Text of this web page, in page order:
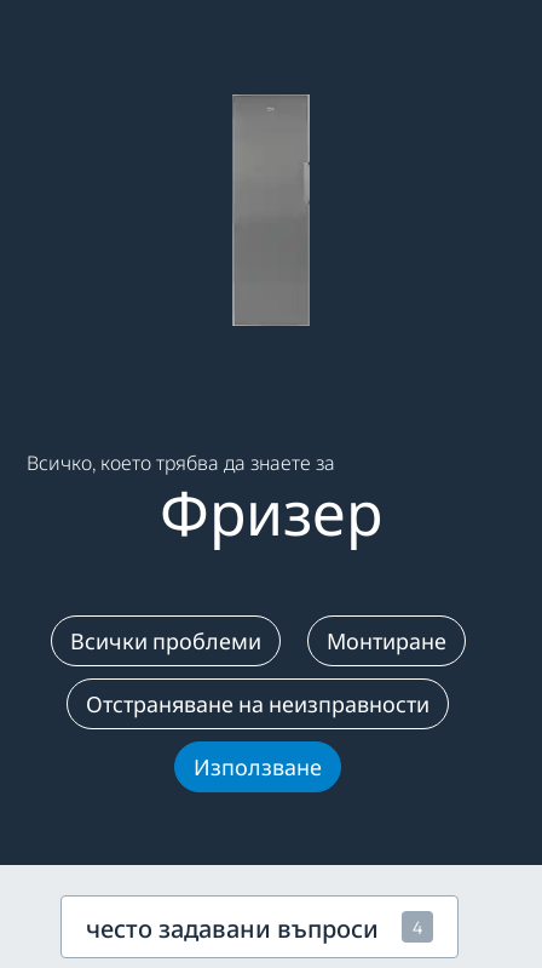
Всичко, което трябва да знаете за
Фризер
Всички проблеми Монтиране
Отстраняване на неизправности
Използване
често задавани въпроси 4